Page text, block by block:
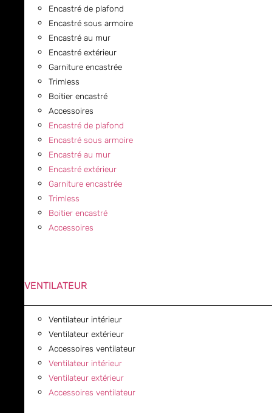
Encastré de plafond
Encastré sous armoire
Encastré au mur
Encastré extérieur
Garniture encastrée
Trimless
Boitier encastré
Accessoires
Encastré de plafond
Encastré sous armoire
Encastré au mur
Encastré extérieur
Garniture encastrée
Trimless
Boitier encastré
Accessoires
VENTILATEUR
Ventilateur intérieur
Ventilateur extérieur
Accessoires ventilateur
Ventilateur intérieur
Ventilateur extérieur
Accessoires ventilateur